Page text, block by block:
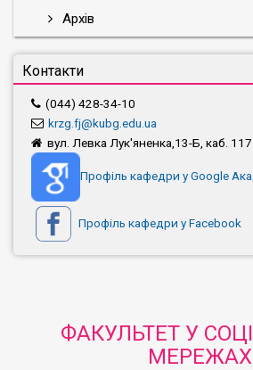
Архів
Контакти
(044) 428-34-10
krzg.fj@kubg.edu.ua
вул. Левка Лук'яненка,13-Б, каб. 117
Профіль кафедри у Google
Профіль кафедри у Facebook
ФАКУЛЬТЕТ У
МЕРЕЖАХ